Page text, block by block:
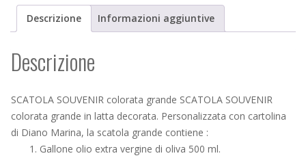
Descrizione Informazioni aggiuntive
Descrizione
SCATOLA SOUVENIR colorata grande SCATOLA SOUVENIR
colorata grande in latta decorata. Personalizzata con cartolina
di Diano Marina, la scatola grande contiene :
Gallone olio extra vergine di oliva 500 ml.